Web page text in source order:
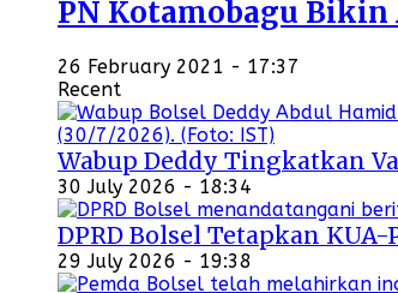
PN Kotamobagu
26 February 2021 - 17:37
Recent
Wabup Deddy Tingkatkan
30 July 2026 - 18:34
DPRD Bolsel Tetapkan KUA-
29 July 2026 - 19:38